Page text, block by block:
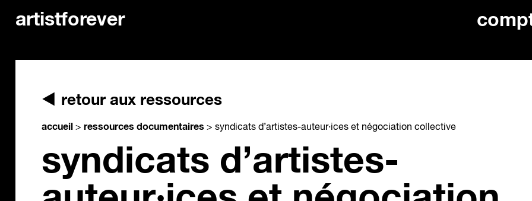
artistforever
retour aux ressources
accueil > ressources documentaires > syndicats d’artistes-auteur·ices et négociation collective
syndicats d’artistes-